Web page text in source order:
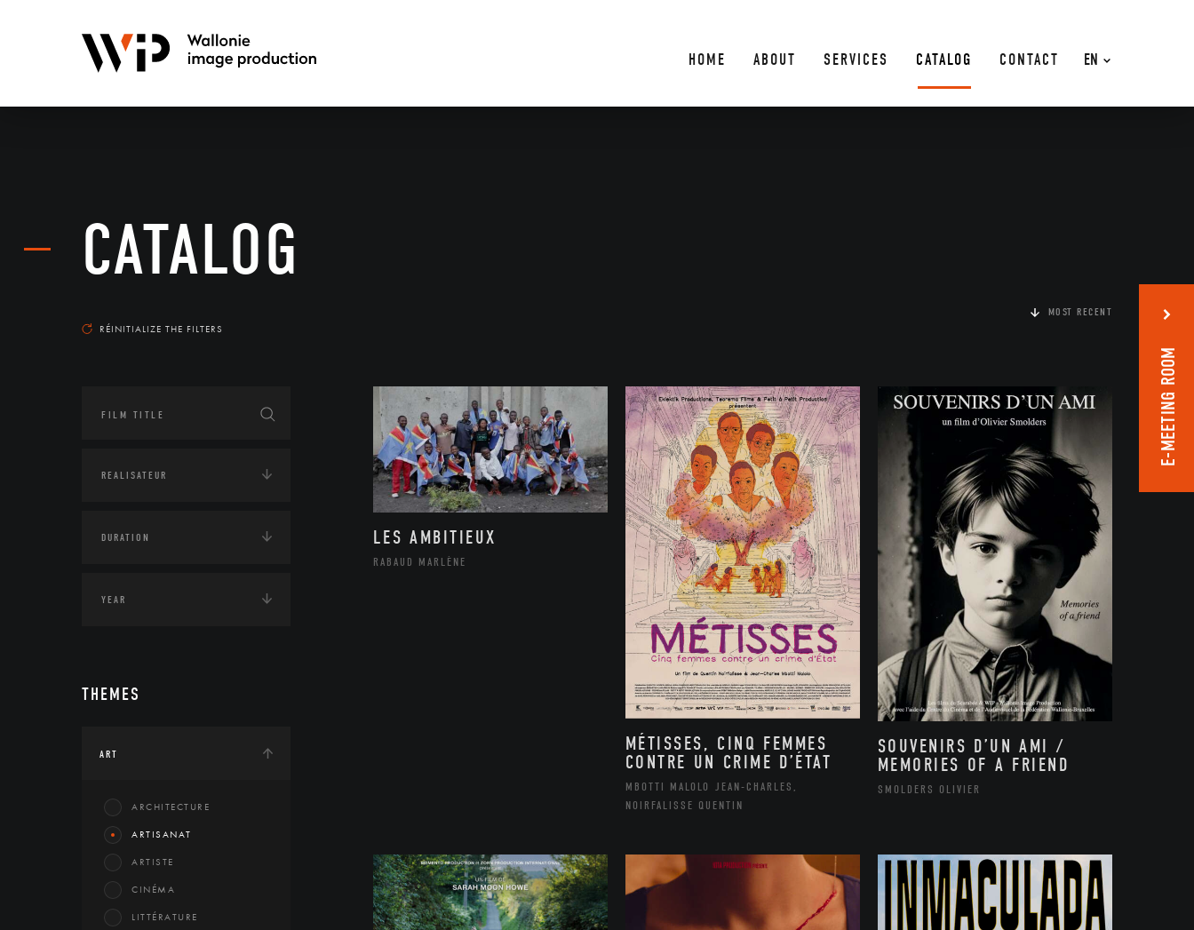
EN
HOME ABOUT SERVICES CATALOG CONTACT
CATALOG
RÉINITIALIZE THE FILTERS
THEMES
ART
ARCHITECTURE
ARTISANAT
ARTISTE
CINÉMA
LITTÉRATURE
MOST RECENT
LES AMBITIEUX
RABAUD MARLÈNE
MÉTISSES, CINQ FEMMES
CONTRE UN CRIME D’ÉTAT
MBOTTI MALOLO JEAN-CHARLES,
NOIRFALISSE QUENTIN
SOUVENIRS D’UN AMI /
MEMORIES OF A FRIEND
SMOLDERS OLIVIER
E-MEETING ROOM